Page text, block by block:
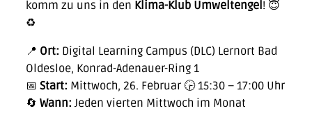
komm zu uns in den Klima-Klub Umweltengel! 😇
♻️
📍 Ort: Digital Learning Campus (DLC) Lernort Bad
Oldesloe, Konrad-Adenauer-Ring 1
📅 Start: Mittwoch, 26. Februar 🕞 15:30 – 17:00 Uhr
🔄 Wann: Jeden vierten Mittwoch im Monat